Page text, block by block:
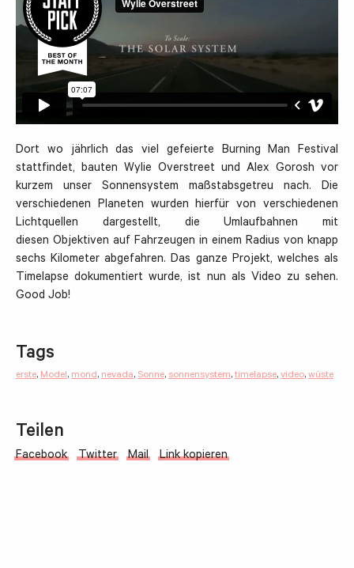
Dort wo jährlich das viel gefeierte Burning Man Festival
stattfindet, bauten Wylie Overstreet und Alex Gorosh vor
kurzem unser Sonnensystem maßstabsgetreu nach. Die
verschiedenen Planeten wurden hierfür von verschiedenen
Lichtquellen dargestellt, die Umlaufbahnen mit
diesen Objektiven auf Fahrzeugen in einem Radius von knapp
sechs Kilometer abgefahren. Das ganze Projekt, welches als
Timelapse dokumentiert wurde, ist nun als Video zu sehen.
Good Job!
Tags
erste, Model, mond, nevada, Sonne, sonnensystem, timelapse, video, wüste
Teilen
Facebook Twitter Mail Link kopieren